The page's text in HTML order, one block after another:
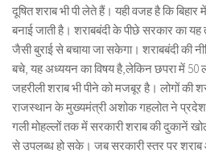
दूषित शराब भी पी लेते हैं। यही वजह है कि
बनाई जाती है। शराबबंदी के पीछे सरकार का यह
जैसी बुराई से बचाया जा सकेगा। शराबबंदी की
बचे, यह अध्ययन का विषय है,लेकिन छपरा में 50
जहरीली शराब भी पीने को मजबूर है। लोगों की
राजस्थान के मुख्यमंत्री अशोक गहलोत ने
गली मोहल्लों तक में सरकारी शराब की दुकानें
से उपलब्ध हो सके। जब सरकारी स्तर पर शराब